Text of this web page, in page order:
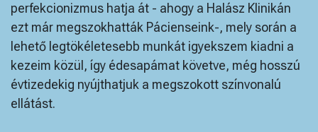
perfekcionizmus hatja át - ahogy a Halász Klinikán
ezt már megszokhatták Pácienseink-, mely során a
lehető legtökéletesebb munkát igyekszem kiadni a
kezeim közül, így édesapámat követve, még hosszú
évtizedekig nyújthatjuk a megszokott színvonalú
ellátást.